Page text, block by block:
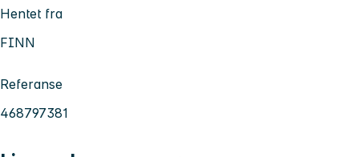
Hentet fra
FINN
Referanse
468797381